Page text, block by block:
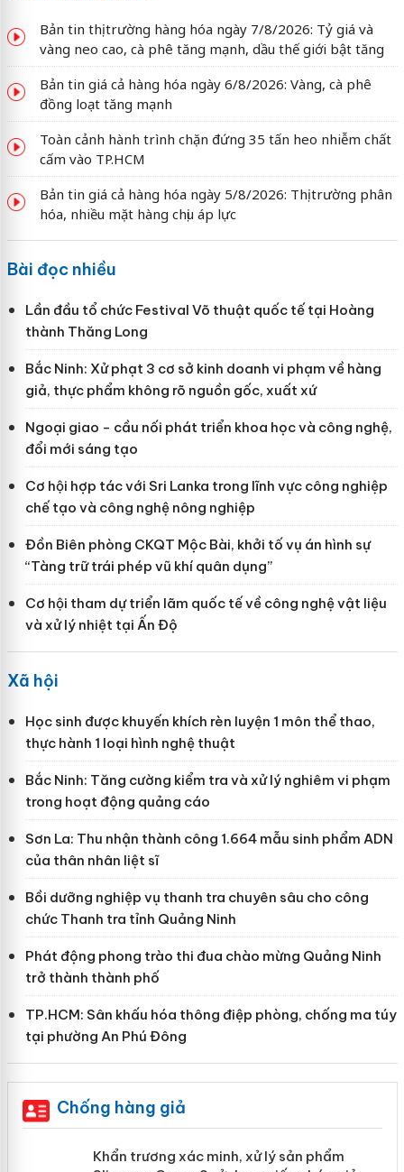
Bản tin thị trường hàng hóa ngày 7/8/2026: Tỷ giá và
vàng neo cao, cà phê tăng mạnh, dầu thế giới bật tăng
Bản tin giá cả hàng hóa ngày 6/8/2026: Vàng, cà phê
đồng loạt tăng mạnh
Toàn cảnh hành trình chặn đứng 35 tấn heo nhiễm chất
cấm vào TP.HCM
Bản tin giá cả hàng hóa ngày 5/8/2026: Thị trường phân
hóa, nhiều mặt hàng chịu áp lực
Bài đọc nhiều
Lần đầu tổ chức Festival Võ thuật quốc tế tại Hoàng
thành Thăng Long
Bắc Ninh: Xử phạt 3 cơ sở kinh doanh vi phạm về hàng
giả, thực phẩm không rõ nguồn gốc, xuất xứ
Ngoại giao - cầu nối phát triển khoa học và công nghệ,
đổi mới sáng tạo
Cơ hội hợp tác với Sri Lanka trong lĩnh vực công nghiệp
chế tạo và công nghệ nông nghiệp
Đồn Biên phòng CKQT Mộc Bài, khởi tố vụ án hình sự
“Tàng trữ trái phép vũ khí quân dụng”
Cơ hội tham dự triển lãm quốc tế về công nghệ vật liệu
và xử lý nhiệt tại Ấn Độ
Xã hội
Học sinh được khuyến khích rèn luyện 1 môn thể thao,
thực hành 1 loại hình nghệ thuật
Bắc Ninh: Tăng cường kiểm tra và xử lý nghiêm vi phạm
trong hoạt động quảng cáo
Sơn La: Thu nhận thành công 1.664 mẫu sinh phẩm ADN
của thân nhân liệt sĩ
Bồi dưỡng nghiệp vụ thanh tra chuyên sâu cho công
chức Thanh tra tỉnh Quảng Ninh
Phát động phong trào thi đua chào mừng Quảng Ninh
trở thành thành phố
TP.HCM: Sân khấu hóa thông điệp phòng, chống ma túy
tại phường An Phú Đông
Chống hàng giả
Khẩn trương xác minh, xử lý sản phẩm